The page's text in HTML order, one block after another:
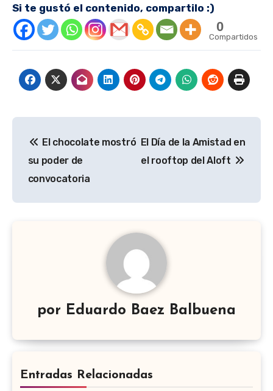
Si te gustó el contenido, compartilo :)
0
Compartidos
de
entradas
El chocolate mostró
su poder de
convocatoria
El Día de la Amistad en
el rooftop del Aloft
por Eduardo Baez Balbuena
Entradas Relacionadas